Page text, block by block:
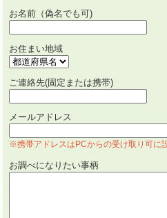
お名前（偽名でも可)
お住まい地域
ご連絡先(固定または携帯)
メールアドレス
※携帯アドレスはPCからの受け取り可に
お調べになりたい事柄